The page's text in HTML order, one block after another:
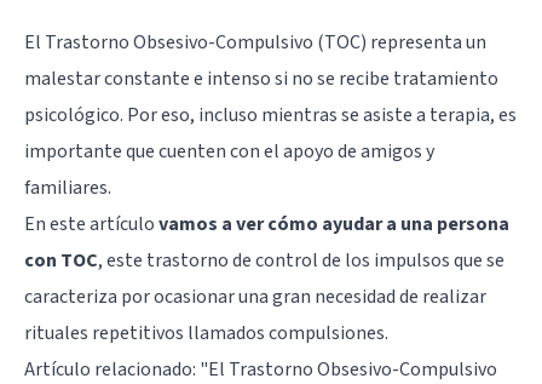
El Trastorno Obsesivo-Compulsivo (TOC) representa un
malestar constante e intenso si no se recibe tratamiento
psicológico. Por eso, incluso mientras se asiste a terapia, es
importante que cuenten con el apoyo de amigos y
familiares.
En este artículovamos a ver cómo ayudar a una persona
con TOC, este trastorno de control de los impulsos que se
caracteriza por ocasionar una gran necesidad de realizar
rituales repetitivos llamados compulsiones.
Artículo relacionado: "El Trastorno Obsesivo-Compulsivo